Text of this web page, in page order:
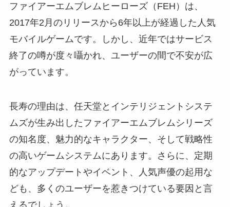
ファイアーエムブレムヒーローズ（FEH）は、
2017年2月のリリースから6年以上が経過した人気
モバイルゲームです。しかし、近年ではサービス
終了の噂が度々囁かれ、ユーザーの間で不安が広
がっています。
長寿の理由は、任天堂とインテリジェントシステ
ムズが生み出したファイアーエムブレムシリーズ
の知名度、魅力的なキャラクター、そして戦略性
の高いゲームシステムにあります。さらに、定期
的なアップデートやイベント、人気声優の起用な
ども、多くのユーザーを惹きつけている要因と言